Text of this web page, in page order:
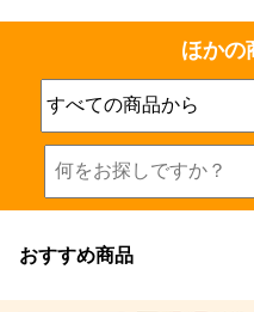
ほかの
おすすめ商品